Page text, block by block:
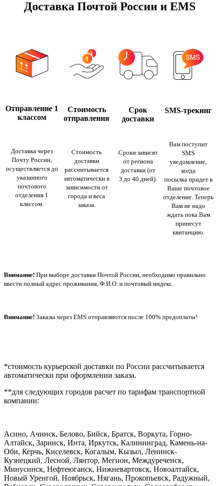
Доставка Почтой России и EMS
Отправление 1
классом
Доставка через
Почту России,
осуществляется до
указанного
почтового
отделения 1
классом.
Стоимость
отправления
Стоимость
доставки
рассчитывается
автоматически в
зависимости от
города и веса
заказа.
Срок
доставки
Сроки зависят
от региона
доставки (от
3 до 40 дней).
SMS-трекинг
Вам поступит
SMS
уведомление,
когда
посылка придет в
Ваше почтовое
отделение. Теперь
Вам не надо
ждать пока Вам
принесут
квитанцию.
Внимание! При выборе доставки Почтой России, необходимо правильно
ввести полный адрес проживания, Ф.И.О. и почтовый индекс.
Внимание! Заказы через EMS отправляются после 100% предоплаты!
*стоимость курьерской доставки по России рассчитывается
автоматически при оформлении заказа.
**для следующих городов расчет по тарифам транспортной
компании:
Асино, Ачинск, Белово, Бийск, Братск, Воркута, Горно-
Алтайск, Заринск, Инта, Иркутск, Калининград, Камень-на-
Оби, Керчь, Киселевск, Когалым, Кызыл, Ленинск-
Кузнецкий, Лесной, Лянтор, Мегион, Междуреченск,
Минусинск, Нефтеюганск, Нижневартовск, Новоалтайск,
Новый Уренгой, Ноябрьск, Нягань, Прокопьевск, Радужный,